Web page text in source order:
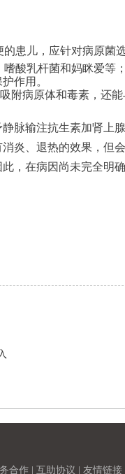
患儿，应针对病原菌
嗜酸乳杆菌和妈眯爱等
作用。
附病原体和毒素，还
脉输注抗生素加肾上
炎、退热的效果，但
，在病因尚未完全明
合作 互助协议 友情链接